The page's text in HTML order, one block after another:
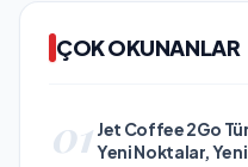
ÇOK OKUNANLAR
01 Jet Coffee 2Go
Yeni Noktalar,